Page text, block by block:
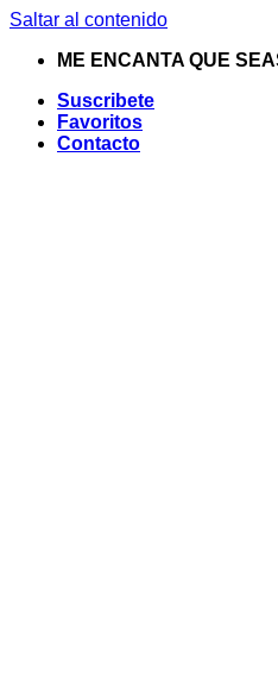
Saltar al contenido
ME ENCANTA QUE
Suscribete
Favoritos
Contacto